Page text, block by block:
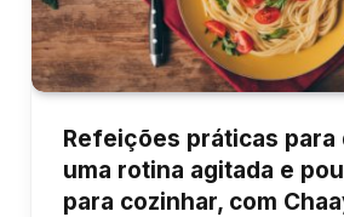
Refeições práticas para
uma rotina agitada e
para cozinhar, com